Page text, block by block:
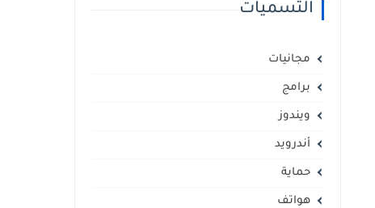
التسميات
مجانيات
برامج
ويندوز
أندرويد
حماية
هواتف